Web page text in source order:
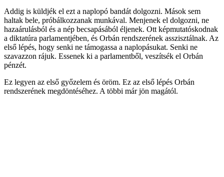
Addig is küldjék el ezt a naplopó bandát dolgozni. Mások sem
haltak bele, próbálkozzanak munkával. Menjenek el dolgozni, ne
hazaárulásból és a nép becsapásából éljenek. Ott képmutatóskodnak
a diktatúra parlamentjében, és Orbán rendszerének asszisztálnak. Az
első lépés, hogy senki ne támogassa a naplopásukat. Senki ne
szavazzon rájuk. Essenek ki a parlamentből, veszítsék el Orbán
pénzét.
Ez legyen az első győzelem és öröm. Ez az első lépés Orbán
rendszerének megdöntéséhez. A többi már jön magától.